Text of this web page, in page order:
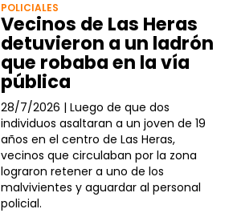
POLICIALES
Vecinos de Las Heras
detuvieron a un ladrón
que robaba en la vía
pública
28/7/2026 |Luego de que dos
individuos asaltaran a un joven de 19
años en el centro de Las Heras,
vecinos que circulaban por la zona
lograron retener a uno de los
malvivientes y aguardar al personal
policial.